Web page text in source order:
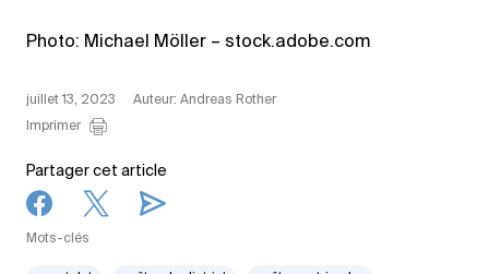
Photo: Michael Möller – stock.adobe.com
juillet 13, 2023
Auteur: Andreas Rother
Imprimer
Partager cet article
Mots-clés